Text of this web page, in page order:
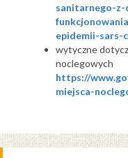
sanitarnego-
epidemii-sars-
wytyczne
noclegowych
https://
miejsca-